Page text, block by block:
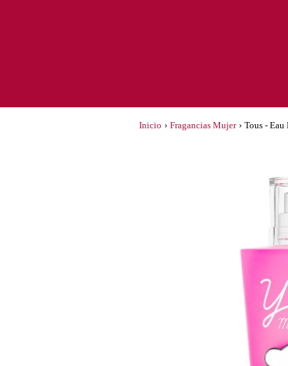
Inicio › Fragancias Mujer › Tous -